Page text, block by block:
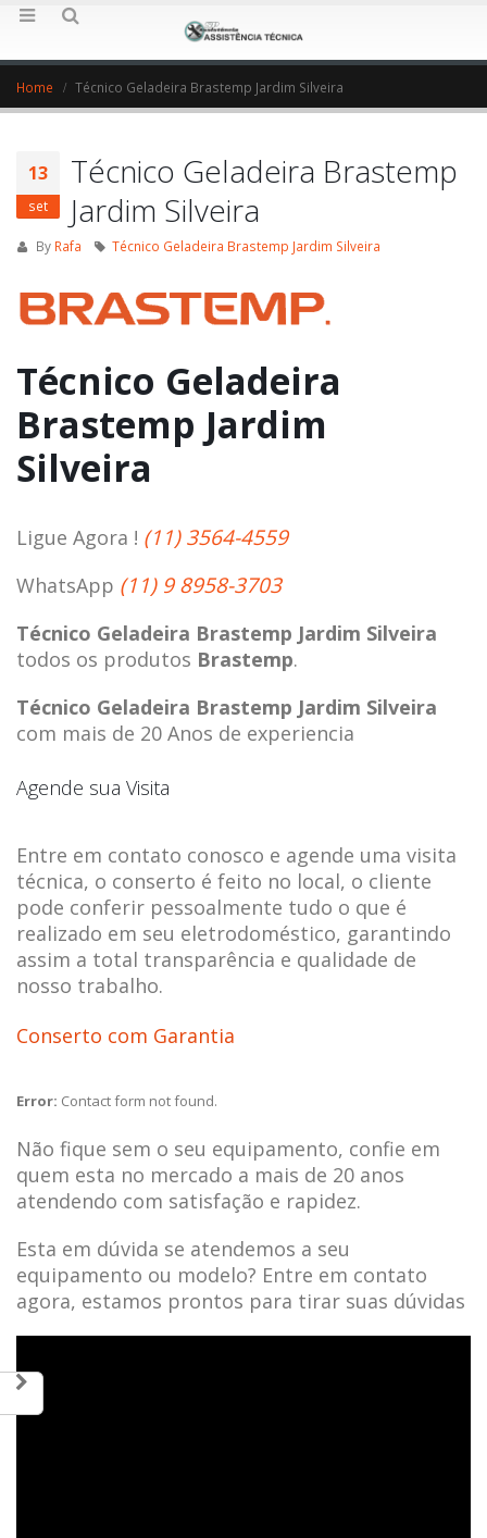
Home Técnico Geladeira Brastemp Jardim Silveira
13
set
Técnico Geladeira Brastemp
Jardim Silveira
By Rafa Técnico Geladeira Brastemp Jardim Silveira
Técnico Geladeira
Brastemp Jardim
Silveira
Ligue Agora ! (11) 3564-4559
WhatsApp (11) 9 8958-3703
Técnico Geladeira Brastemp Jardim Silveira
todos os produtos Brastemp.
Técnico Geladeira Brastemp Jardim Silveira
com mais de 20 Anos de experiencia
Agende sua Visita
Entre em contato conosco e agende uma visita
técnica, o conserto é feito no local, o cliente
pode conferir pessoalmente tudo o que é
realizado em seu eletrodoméstico, garantindo
assim a total transparência e qualidade de
nosso trabalho.
Conserto com Garantia
Error: Contact form not found.
Não fique sem o seu equipamento, confie em
quem esta no mercado a mais de 20 anos
atendendo com satisfação e rapidez.
Esta em dúvida se atendemos a seu
equipamento ou modelo? Entre em contato
agora, estamos prontos para tirar suas dúvidas